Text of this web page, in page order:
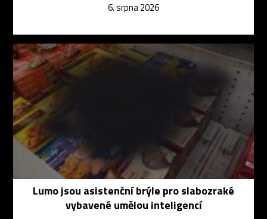
6. srpna 2026
Lumo jsou asistenční brýle pro slabozraké
vybavené umělou inteligencí